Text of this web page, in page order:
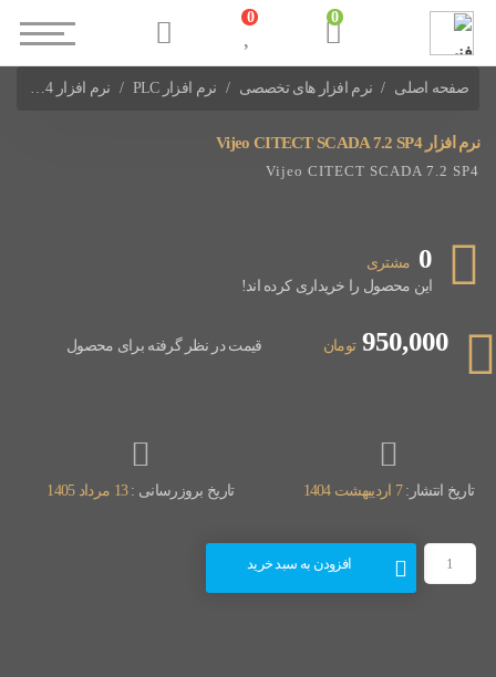
صفحه اصلی نرم افزار های تخصصی نرم افزار PLC
نرم افزارهای PLC Schneider
نرم افزار Vijeo CITECT SCADA 7.2 SP4
نرم افزار Vijeo CITECT SCADA 7.2 SP4
Vijeo CITECT SCADA 7.2 SP4
0 مشتری
این محصول را خریداری کرده اند!
950,000 تومان قیمت در نظر گرفته برای محصول
تاریخ انتشار:7 اردیبهشت 1404 تاریخ بروزرسانی :13 مرداد 1405
نرم
Vijeo
افزودن به سبد خرید
0
0